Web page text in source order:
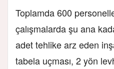
Toplamda 600
çalışmalarda şu ana
adet tehlike arz eden
tabela uçması, 2 yön